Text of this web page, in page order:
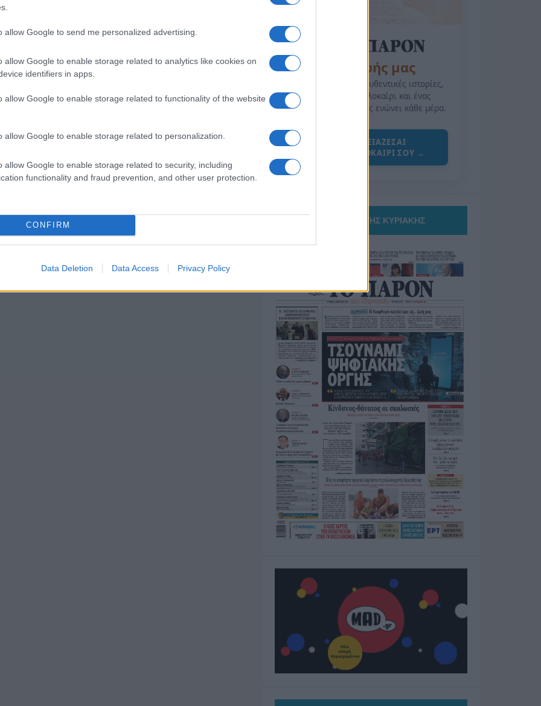
allow Google to send me personalized advertising.
allow Google to enable storage related to analytics like cookies on
identifiers in apps.
allow Google to enable storage related to functionality of the website
allow Google to enable storage related to personalization.
allow Google to enable storage related to security, including
functionality and fraud prevention, and other user protection.
CONFIRM
Data Deletion Data Access Privacy Policy
Κανονικός Αύγουστος με δυνατούς
βοριάδες και σταδιακή άνοδο της
, ΕΦΗΜΕΡΙΔΕΣ , ΤΗΛΕΟΡΑΣΗ
της Ζωής μας
Οι άνθρωποι, οι αυθεντικές ιστορίες,
το ελληνικό καλοκαίρι και ένας
πολιτισμός που μας ενώνει κάθε μέρα.
ΟΣΑ ΧΡΕΙΑΖΕΣΑΙ
ΓΙΑ ΤΟ ΚΑΛΟΚΑΙΡΙ ΣΟΥ →
ΤΟ ΠΑΡΟΝ ΤΗΣ ΚΥΡΙΑΚΗΣ